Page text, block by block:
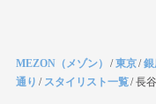
MEZON（メゾン） /東京/
通り / スタイリスト一覧/長